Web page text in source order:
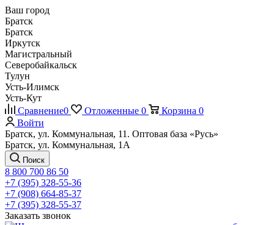
Ваш город
Братск
Братск
Иркутск
Магистральный
Северобайкальск
Тулун
Усть-Илимск
Усть-Кут
Сравнение0 Отложенные 0 Корзина 0
Войти
Братск, ул. Коммунальная, 11. Оптовая база «Русь»
Братск, ул. Коммунальная, 1А
Поиск
8 800 700 86 50
+7 (395) 328-55-36
+7 (908) 664-85-37
+7 (395) 328-55-37
Заказать звонок